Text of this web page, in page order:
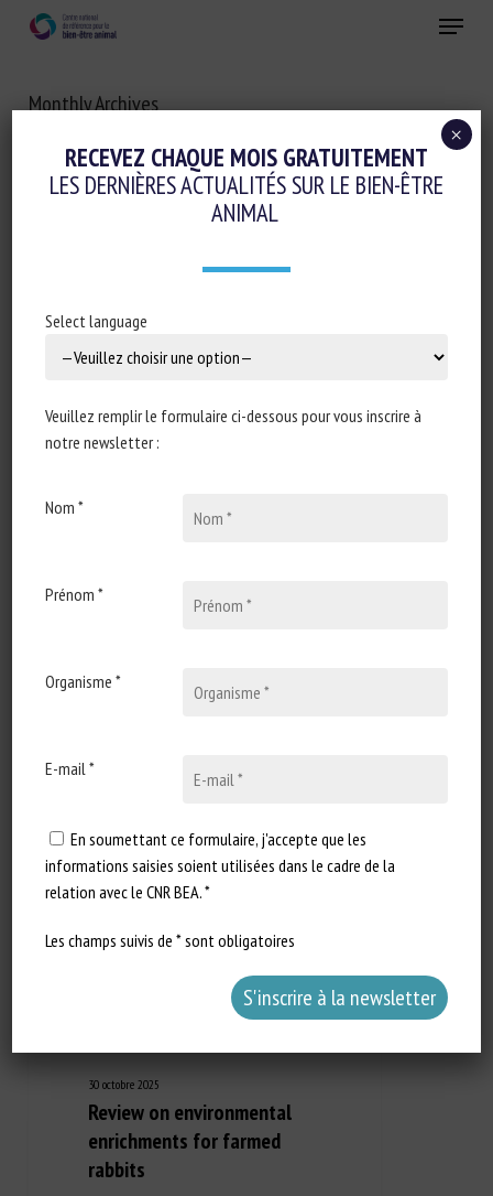
content
Menu
Monthly Archives
Vers un nouveau statut
de rente
publiée par l'OABA Auteur :
30 octobre 2025
Review on environmental
enrichments for farmed
rabbits
RECEVEZ CHAQUE MOIS GRATUITEMENT
LES DERNIÈRES ACTUALITÉS SUR LE BIEN-ÊTRE
ANIMAL
Select language
Veuillez remplir le formulaire ci-dessous pour vous inscrire à
notre newsletter :
Nom *
Prénom *
Organisme *
E-mail *
En soumettant ce formulaire, j'accepte que les
informations saisies soient utilisées dans le cadre de la
relation avec le CNR BEA. *
Les champs suivis de * sont obligatoires
×